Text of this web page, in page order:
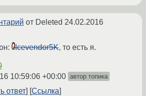
от Deleted 24.02.2016
Icevendor5K, то есть я.
10:59:06 +00:00 автор топика
ответ Ссылка